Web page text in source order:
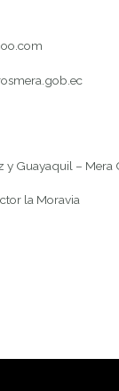
y Guayaquil – Mera
la Moravia